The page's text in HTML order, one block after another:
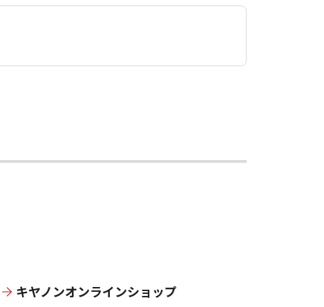
キヤノンオンラインショップ